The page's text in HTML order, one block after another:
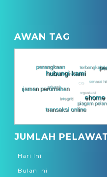
SYARIKAT
AWAN TAG
JUMLAH
Hari Ini
Bulan Ini